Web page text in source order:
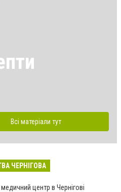
Всі матеріали тут
ЧЕРНІГОВА
медичний центр в Чернігові